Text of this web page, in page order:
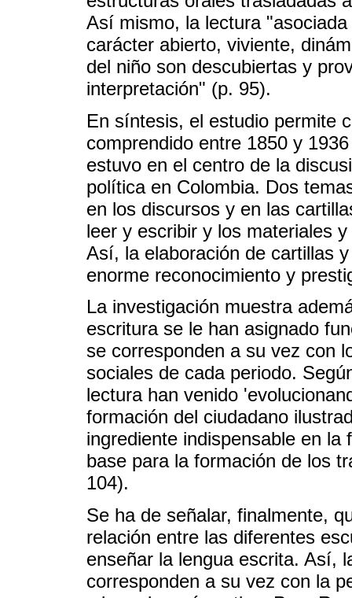
Así mismo, la lectura
carácter abierto, viviente,
del niño son descubiertas y
interpretación" (p. 95).
En síntesis, el estudio permite
comprendido entre 1850 y
estuvo en el centro de la
política en Colombia. Dos
en los discursos y en las
leer y escribir y los materiales
Así, la elaboración de cartillas
enorme reconocimiento y
La investigación muestra
escritura se le han asignado
se corresponden a su vez con
sociales de cada periodo.
lectura han venido
formación del ciudadano
ingrediente indispensable en
base para la formación de los
104).
Se ha de señalar, finalmente,
relación entre las diferentes
enseñar la lengua escrita. Así,
corresponden a su vez con la